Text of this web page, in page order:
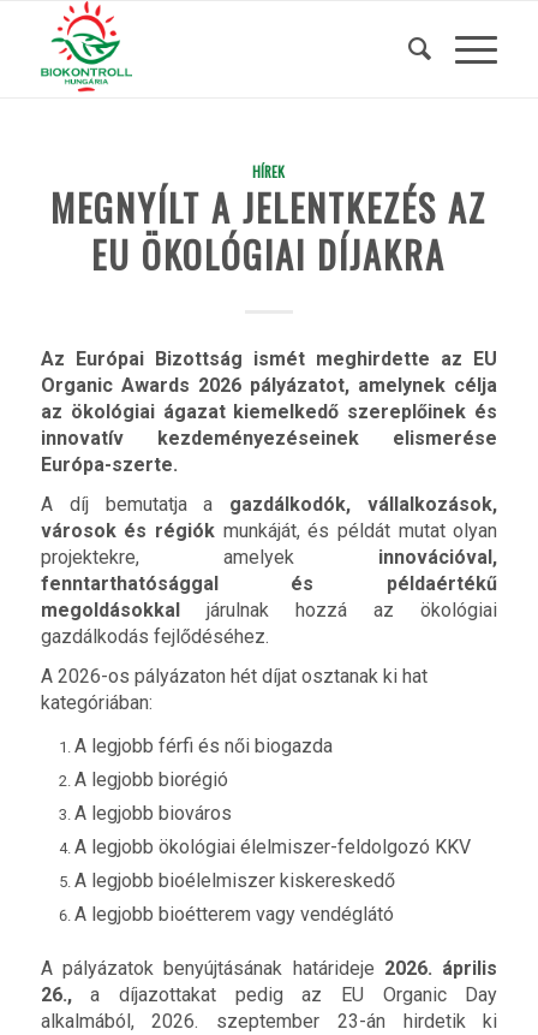
HÍREK
MEGNYÍLT A JELENTKEZÉS AZ
EU ÖKOLÓGIAI DÍJAKRA
Az Európai Bizottság ismét meghirdette az EU
Organic Awards 2026 pályázatot, amelynek célja
az ökológiai ágazat kiemelkedő szereplőinek és
innovatív kezdeményezéseinek elismerése
Európa-szerte.
A díj bemutatja a gazdálkodók, vállalkozások,
városok és régiókmunkáját, és példát mutat olyan
projektekre, amelyek innovációval,
fenntarthatósággal és példaértékű
megoldásokkaljárulnak hozzá az ökológiai
gazdálkodás fejlődéséhez.
A 2026-os pályázaton hét díjat osztanak ki hat
kategóriában:
A legjobb férfi és női biogazda
A legjobb biorégió
A legjobb biováros
A legjobb ökológiai élelmiszer-feldolgozó KKV
A legjobb bioélelmiszer kiskereskedő
A legjobb bioétterem vagy vendéglátó
A pályázatok benyújtásának határideje 2026. április
26.,a díjazottakat pedig az EU Organic Day
alkalmából, 2026. szeptember 23-án hirdetik ki